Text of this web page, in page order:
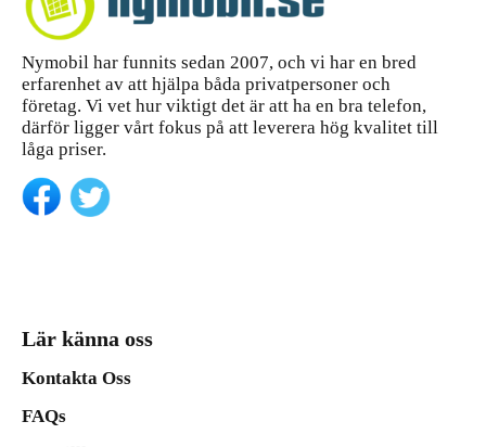
Nymobil har funnits sedan 2007, och vi har en bred
erfarenhet av att hjälpa båda privatpersoner och
företag. Vi vet hur viktigt det är att ha en bra telefon,
därför ligger vårt fokus på att leverera hög kvalitet till
låga priser.
Lär känna oss
Kontakta Oss
FAQs